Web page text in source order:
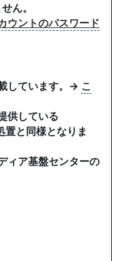
ん。
ウントのパスワード
しています。→ こ
供している
と同様となりま
ィア基盤センターの